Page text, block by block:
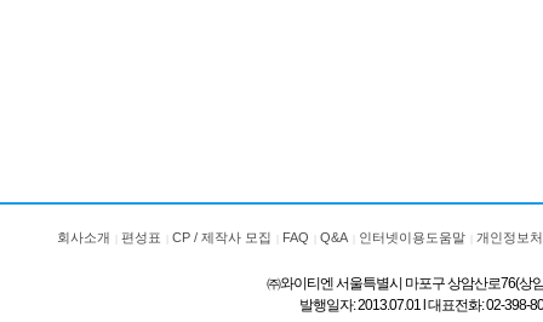
회사소개 편성표 CP / 제작사 모집 FAQ Q&A 인터넷이용도움말 개인정보
㈜와이티엔 서울특별시 마포구 상암산로76(상
발행일자: 2013.07.01 l 대표전화: 02-398-